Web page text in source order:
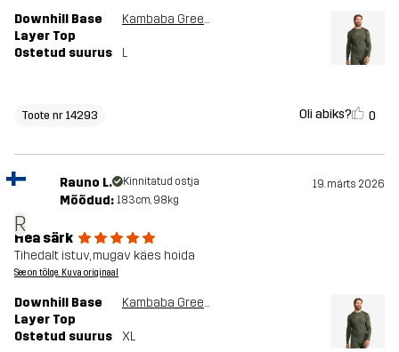
Downhill Base
Layer Top
Kambaba Green/Rosin Green
Ostetud suurus L
Toote nr 14293 Oli abiks? 0
R
Rauno L. Kinnitatud ostja 19. märts 2026
Mõõdud: 183cm, 98kg
Hea särk
Tihedalt istuv, mugav käes hoida
See on tõlge. Kuva originaal
Downhill Base
Layer Top
Kambaba Green/Rosin Green
Ostetud suurus XL